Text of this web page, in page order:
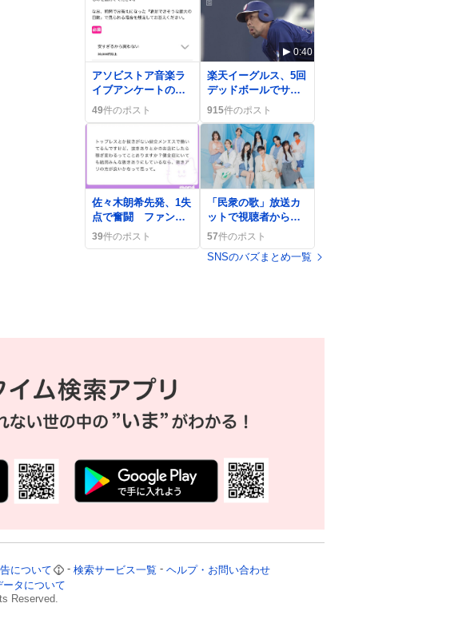
「環境レベルMAX」
へ歓喜
アソビストア音楽ラ
イブアンケートの
「安すぎるから買わ
ない」選択肢にユー
49件のポスト
0:40
楽天イーグルス、5回
デッドボールでサヨ
ナラ負けに一部ファ
ンが嘆き
915件のポスト
佐々木朗希先発、1失
点で奮闘 ファンは
「朗希くん、この回
39件のポスト
「民衆の歌」放送カ
ットで視聴者から
「聞きたかった」声
題に
57件のポスト
SNSのバズまとめ一覧
について 検索サービス一覧
ヘルプ・お問い合わせ
タについて
Reserved.